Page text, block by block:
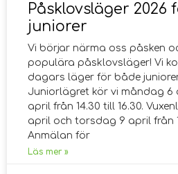
Påsklovsläger 2026
juniorer
Vi börjar närma oss påsken
populära påsklovsläger! Vi
dagars läger för både
Juniorlägret kör vi måndag 6
april från 14.30 till 16.30.
april och torsdag 9 april från
Anmälan för
Läs mer »